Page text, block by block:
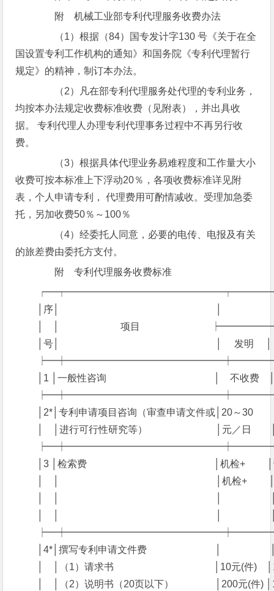
附 机械工业部专利代理服务收费办法
（1）根据（84）国专发计字130 号《关于在全
国设置专利工作机构的通知》和国务院《专利代理暂行
规定》的精神，制订本办法。
（2）凡在部专利代理服务处代理的专利业务，
均按本办法规定收费标准收费（见附表），并出具收
据。 专利代理人办理专利代理事务过程中不再另行收
费。
（3）根据具体代理业务易难程度和工作量大小
收费可按本标准上下浮动20％，各项收费标准详见附
表，个人申请专利， 代理费用可酌情减收。受理加急委
托，另加收费50％～100％
（4）经委托人同意，必要的电传、电报及有关
的旅差费由委托方支付。
附 专利代理服务收费标准
│序│　　　　　　　　　　　　　　　　│　　　　　
│　│　　　　　　 项目　　　　　　　
│号│　　　　　　　　　　　　　　　　│　 发明　 │
│1 │一般性咨询　　　　　　　　　　　│　不收费　
│2*│专利申请项目咨询（审查申请文件或│20～30　　
│　│进行可行性研究等）　　　　　　　│元／日　　
│3 │检索费　　　　　　　　　　　　　│机检+　　 │
│　│　　　　　　　　　　　　　　　　│机检+　　
│4*│撰写专利申请文件费　　　　　　　│　　　　　
│　│（1）请求书　　　　　　　　　　 │10元(件)　
│　│（2）说明书（20页以下）　　　　 │200元(件)